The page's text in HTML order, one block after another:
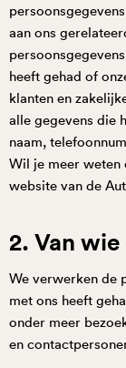
aan ons
heeft gehad of
klanten en
alle gegevens die
naam,
Wil je meer weten
website van de
2. Van
We verwerken de
met ons heeft
onder meer
en